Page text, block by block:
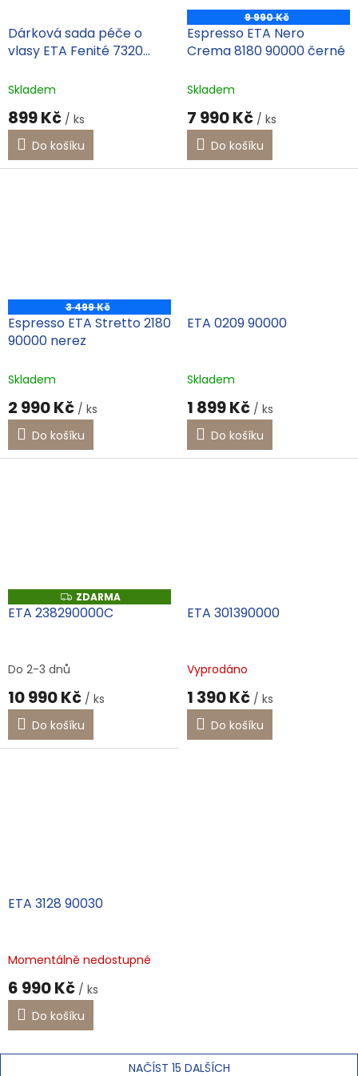
Dárková sada péče o
vlasy ETA Fenité 7320
Skladem
899 Kč / ks
Do košíku
9 990 Kč
Espresso ETA Nero
Crema 8180 90000 černé
Skladem
7 990 Kč / ks
Do košíku
3 499 Kč
Espresso ETA Stretto 2180
90000 nerez
Skladem
2 990 Kč / ks
Do košíku
ETA 0209 90000
Skladem
1 899 Kč / ks
Do košíku
Z
D
A
ZDARMA
ETA 238290000C
Do 2-3 dnů
10 990 Kč / ks
Do košíku
ETA 301390000
Vyprodáno
1 390 Kč / ks
Do košíku
ETA 3128 90030
Momentálně nedostupné
6 990 Kč / ks
Do košíku
NAČÍST 15 DALŠÍCH